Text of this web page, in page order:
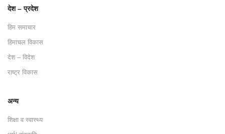
देश – प्रदेश
हिम समाचार
हिमाचल विकास
देश – विदेश
राष्ट्र विकास
अन्य
शिक्षा व स्वास्थ्य